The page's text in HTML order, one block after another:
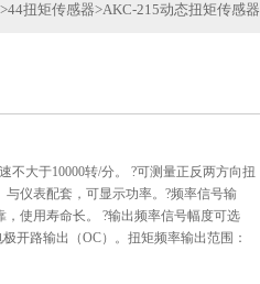
44扭矩传感器>AKC-215动态扭矩传感器
不大于10000转/分。 ?可测量正反两方向扭
仪表配套，可显示功率。?频率信号输
使用寿命长。 ?输出频率信号幅度可选
开路输出（OC）。扭矩频率输出范围：